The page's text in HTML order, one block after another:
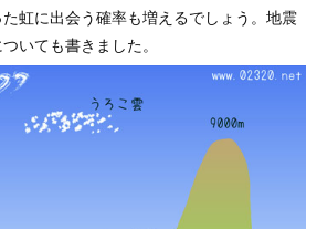
虹に出会う確率も増えるでしょう。地震
いても書きました。